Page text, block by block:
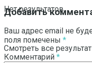
Нет результатов
Смотреть все
Добавить
Ваш адрес email не
поля помечены *
Комментарий *